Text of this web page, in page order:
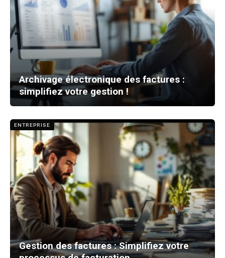
Archivage électronique des factures :
simplifiez votre gestion !
ENTREPRISE
Gestion des factures : Simplifiez votre